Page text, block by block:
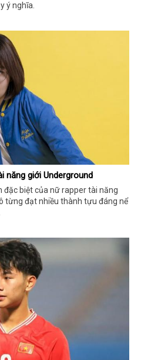
ý nghĩa.
năng giới Underground
đặc biệt của nữ rapper tài năng
từng đạt nhiều thành tựu đáng nể